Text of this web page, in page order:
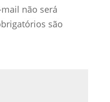
não será
são